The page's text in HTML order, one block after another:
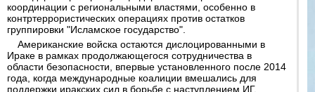
координации с региональными властями, особенно в
контртеррористических операциях против остатков
группировки "Исламское государство".
Американские войска остаются дислоцированными в
Ираке в рамках продолжающегося сотрудничества в
области безопасности, впервые установленного после 2014
года, когда международные коалиции вмешались для
поддержки иракских сил в борьбе с наступлением ИГ.